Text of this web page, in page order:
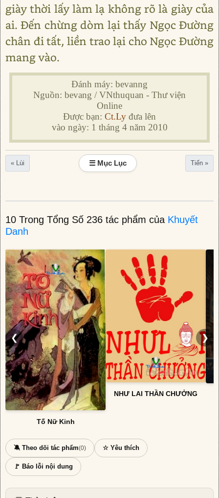
giày thời lấy làm lạ không rõ là giày của
ai. Đến chừng dòm lại thấy Ngọc Đường
chân đi tất, liền trao lại cho Ngọc Đường
mang vào.
Đánh máy: bevanng
Nguồn: bevang / VNthuquan - Thư viện
Online
Được bạn: Ct.Ly đưa lên
vào ngày: 1 tháng 4 năm 2010
« Lùi ☰ Mục Lục Tiến »
10 Trong Tổng Số 236 tác phẩm của Khuyết
Danh
❮
Tố Nữ Kinh
NHƯ LAI THẦN CHƯỞNG
❯
🔕 Theo dõi tác phẩm(0) ☆ Yêu thích
🚩 Báo lỗi nội dung